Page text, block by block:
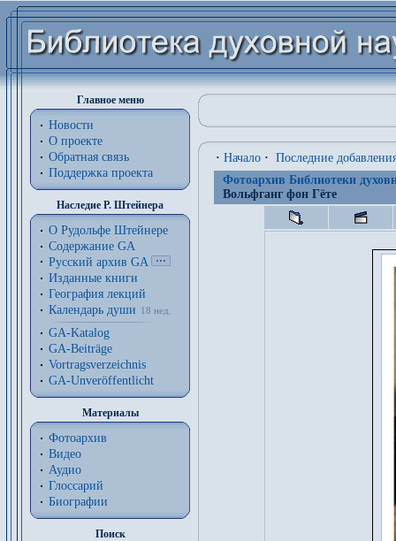
Главное меню
Новости
О проекте
Обратная связь
Поддержка проекта
Наследие Р. Штейнера
О Рудольфе Штейнере
Содержание GA
Русский архив GA
Изданные книги
География лекций
Календарь души
18 нед.
GA-Katalog
GA-Beiträge
Vortragsverzeichnis
GA-Unveröffentlicht
Материалы
Фотоархив
Видео
Аудио
Глоссарий
Биографии
Поиск
· Начало · Последние
Фотоархив Библиотеки
Вольфганг фон Гёте